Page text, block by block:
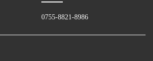
0755-8821-8986